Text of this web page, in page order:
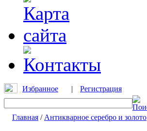
Избранное | Регистрация
Главная / Антикварное серебро и золото